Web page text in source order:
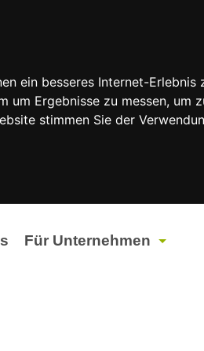
ein besseres Internet-
Ergebnisse zu messen, um
stimmen Sie der
Für Unternehmen